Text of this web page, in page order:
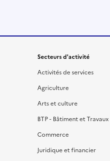
Secteurs d'activité
Activités de services
Agriculture
Arts et culture
BTP - Bâtiment et
Commerce
Juridique et financier